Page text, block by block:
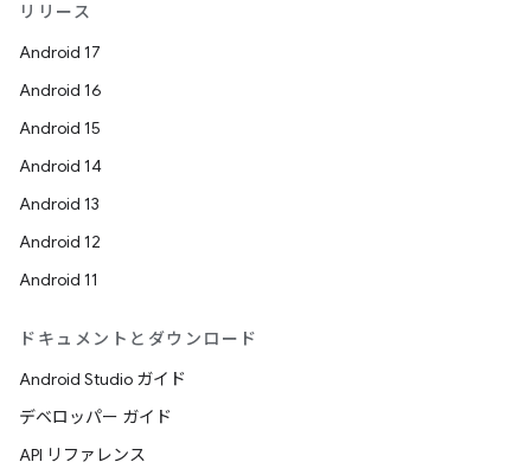
リリース
Android 17
Android 16
Android 15
Android 14
Android 13
Android 12
Android 11
ドキュメントとダウンロード
Android Studio ガイド
デベロッパー ガイド
API リファレンス